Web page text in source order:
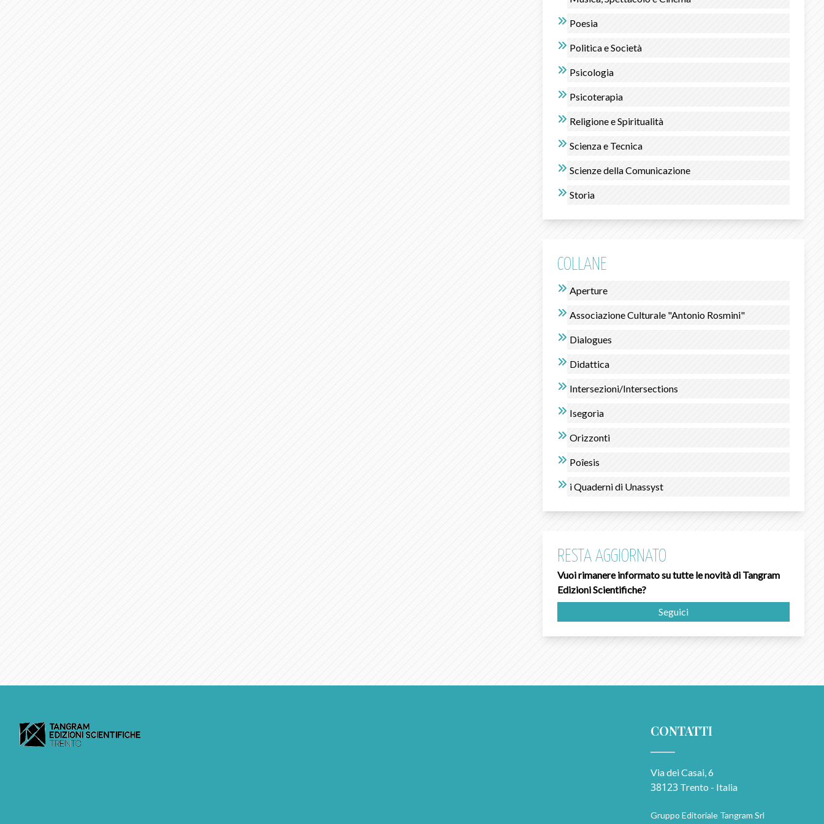
Poesia
Politica e Società
Psicologia
Psicoterapia
Religione e Spiritualità
Scienza e Tecnica
Scienze della Comunicazione
Storia
COLLANE
Aperture
Associazione Culturale "Antonio Rosmini"
Dialogues
Didattica
Intersezioni/Intersections
Isegorìa
Orizzonti
Poîesis
i Quaderni di Unassyst
RESTA AGGIORNATO
Vuoi rimanere informato su tutte le novità di Tangram
Edizioni Scientifiche?
Seguici
CONTATTI
Via dei Casai, 6
38123 Trento - Italia
Gruppo Editoriale Tangram Srl